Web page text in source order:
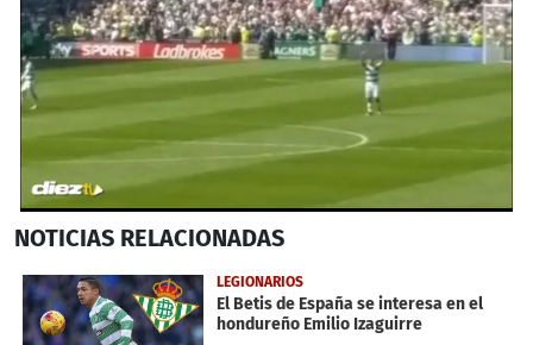
seconds
2
minutes,
15
seconds
NOTICIAS RELACIONADAS
LEGIONARIOS
El Betis de España se interesa en el
hondureño Emilio Izaguirre